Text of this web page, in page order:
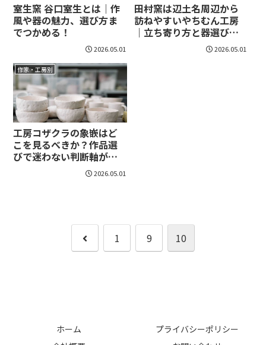
室生窯 谷口室生とは｜作
風や器の魅力、選び方ま
でつかめる！
2026.05.01
田村窯は辺土名周辺から
訪ねやすいやちむん工房
｜立ち寄り方と器選びの
迷いがほどける！ 2026.05.01
作家・工房別
工房コザクラの象嵌はど
こを見るべきか？作品選
びで迷わない判断軸が見
2026.05.01
前
1 9 10
ホーム
プライバシーポリシー